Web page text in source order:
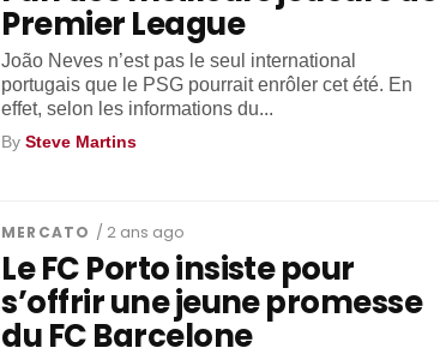
Premier League
João Neves n’est pas le seul international
portugais que le PSG pourrait enrôler cet été. En
effet, selon les informations du...
BySteve Martins
MERCATO / 2 ans ago
Le FC Porto insiste pour
s’offrir une jeune promesse
du FC Barcelone